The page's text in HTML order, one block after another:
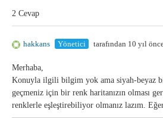
2 Cevap
hakkans Yönetici tarafından 10 yıl
Merhaba,
Konuyla ilgili bilgim yok ama siyah-beyaz
geçmeniz için bir renk haritanızın olması
renklerle eşleştirebiliyor olmanız lazım.